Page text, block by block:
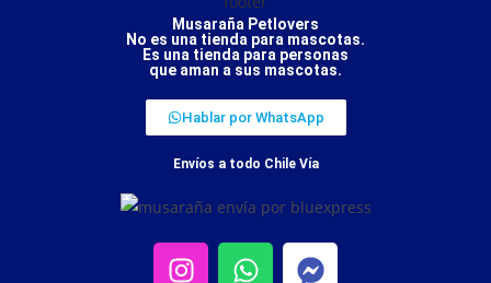
Musaraña Petlovers
No es una tienda para mascotas.
Es una tienda para personas
que aman a sus mascotas.
Hablar por WhatsApp
Envíos a todo Chile Vía